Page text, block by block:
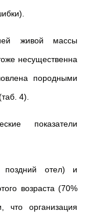
живой массы
несущественна
породными
4).
показатели
поздний отел) и
возраста (70%
что организация